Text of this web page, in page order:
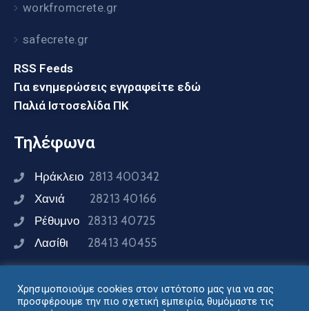
workfromcrete.gr
safecrete.gr
RSS Feeds
Για ενημερώσεις εγγραφείτε εδώ
Παλιά Ιστοσελίδα ΠΚ
Τηλέφωνα
Ηράκλειο 2813 400342
Χανιά 28213 40166
Ρέθυμνο 28313 40725
Λασίθι 28413 40455
Συνδεθείτε μαζί μας
Χρησιμοποιούμε cookies στον ιστότοπο μας για να σας
προσφέρουμε την πιο σχετική εμπειρία, θυμόμαστε τις